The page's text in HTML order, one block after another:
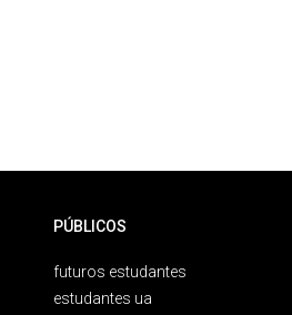
PÚBLICOS
futuros estudantes
estudantes ua